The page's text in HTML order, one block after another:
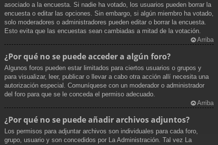
asociado a la encuesta. Si nadie ha votado, los usuarios pueden borrar la
encuesta o editar las opciones. Sin embargo, si algún miembro ha votado,
solo moderadores o administradores pueden editar o borrar la encuesta.
Esto evita que las encuestas sean cambiadas a mitad de la votación.
Arriba
¿Por qué no se puede acceder a algún foro?
Algunos foros pueden estar limitados para ciertos usuarios o grupos y
para visualizar, leer, publicar o llevar a cabo otra acción allí necesita una
autorización especial. Comuníquese con un moderador o administrador
del foro para que se le conceda el permiso adecuado.
Arriba
¿Por qué no se puede añadir archivos adjuntos?
Los permisos para adjuntar archivos son individuales para cada foro,
grupo, usuario y son concedidos por La Administración. Tal vez La